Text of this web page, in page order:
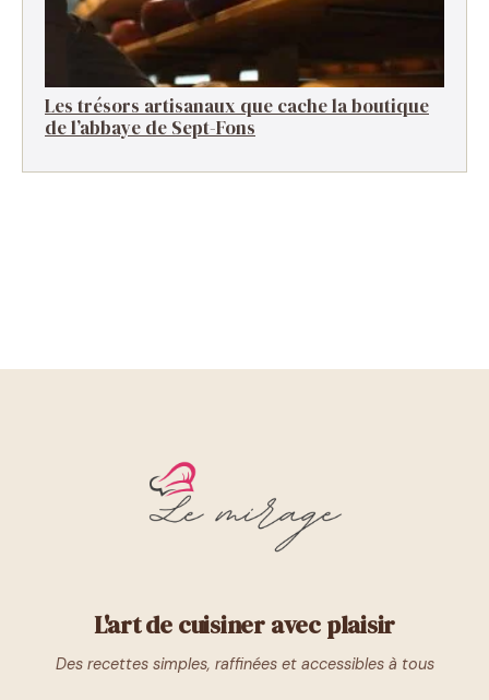
Les trésors artisanaux que cache la boutique
de l’abbaye de Sept-Fons
L'art de cuisiner avec plaisir
Des recettes simples, raffinées et accessibles à tous